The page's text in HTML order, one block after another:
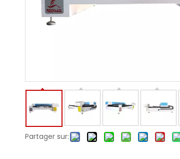
Partager sur: